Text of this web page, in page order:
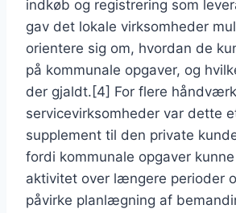
indkøb og registrering som
gav det lokale virksomheder
orientere sig om, hvordan de
på kommunale opgaver, og
der gjaldt.[4] For flere
servicevirksomheder var dette
supplement til den private
fordi kommunale opgaver
aktivitet over længere perioder
påvirke planlægning af